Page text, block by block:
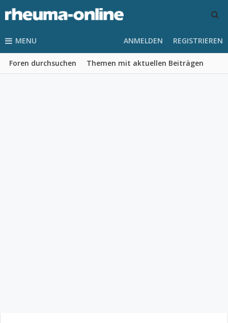
MENU
Foren durchsuchen Themen mit aktuellen Beiträgen
ANMELDEN REGISTRIEREN